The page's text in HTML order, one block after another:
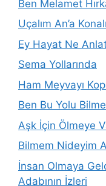
Ben Melamet
Uçalım An’a
Ey Hayat Ne
Sema Yollarında
Ham Meyvayı
Ben Bu Yolu
Aşk İçin Ölmeye
Bilmem Nideyim
İnsan Olmaya
Adabının İzleri